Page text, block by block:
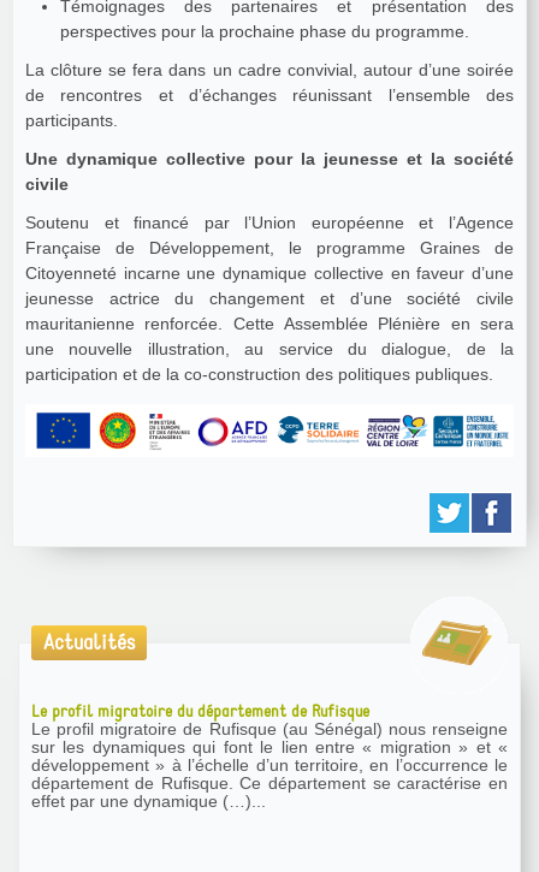
Témoignages des partenaires et présentation des
perspectives pour la prochaine phase du programme.
La clôture se fera dans un cadre convivial, autour d’une soirée
de rencontres et d’échanges réunissant l’ensemble des
participants.
Une dynamique collective pour la jeunesse et la société
civile
Soutenu et financé par l’Union européenne et l’Agence
Française de Développement, le programme Graines de
Citoyenneté incarne une dynamique collective en faveur d’une
jeunesse actrice du changement et d’une société civile
mauritanienne renforcée. Cette Assemblée Plénière en sera
une nouvelle illustration, au service du dialogue, de la
participation et de la co-construction des politiques publiques.
Actualités
Le profil migratoire du département de Rufisque
Le profil migratoire de Rufisque (au Sénégal) nous renseigne
sur les dynamiques qui font le lien entre « migration » et «
développement » à l’échelle d’un territoire, en l’occurrence le
département de Rufisque. Ce département se caractérise en
effet par une dynamique (…)...